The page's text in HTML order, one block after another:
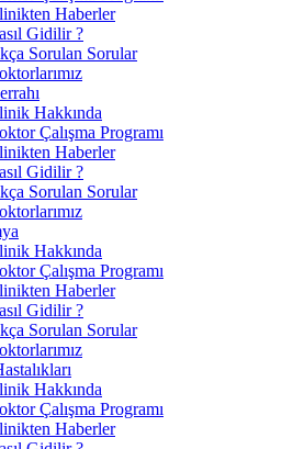
Haberler
Gidilir ?
Sorulan Sorular
Hakkında
Çalışma Programı
Haberler
Gidilir ?
Sorulan Sorular
Hakkında
Çalışma Programı
Haberler
Gidilir ?
Sorulan Sorular
Hakkında
Çalışma Programı
Haberler